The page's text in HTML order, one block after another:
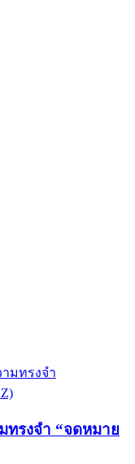
ทรงจำ “จดหมาย